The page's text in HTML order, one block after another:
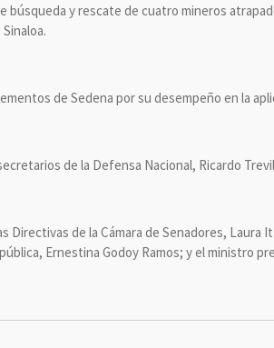
búsqueda y rescate de cuatro mineros
de Sedena por su desempeño en la
de la Defensa Nacional, Ricardo
Directivas de la Cámara de Senadores, Laura
Ernestina Godoy Ramos; y el ministro